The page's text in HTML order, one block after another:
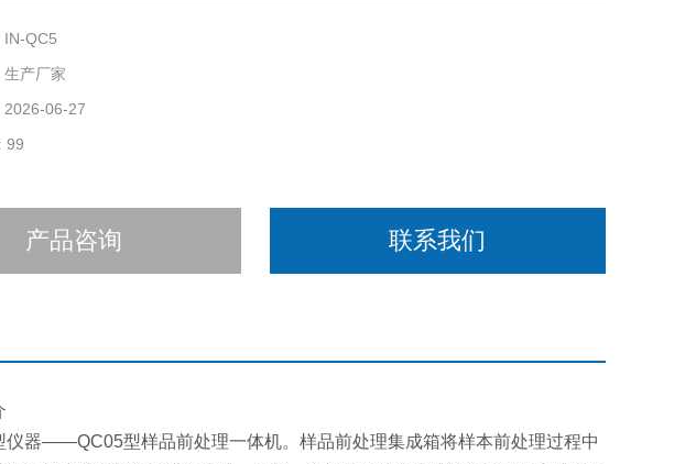
IN-QC5
生产厂家
2026-06-27
99
产品咨询 联系我们
仪器——QC05型样品前处理一体机。样品前处理集成箱将样本前处理过程中